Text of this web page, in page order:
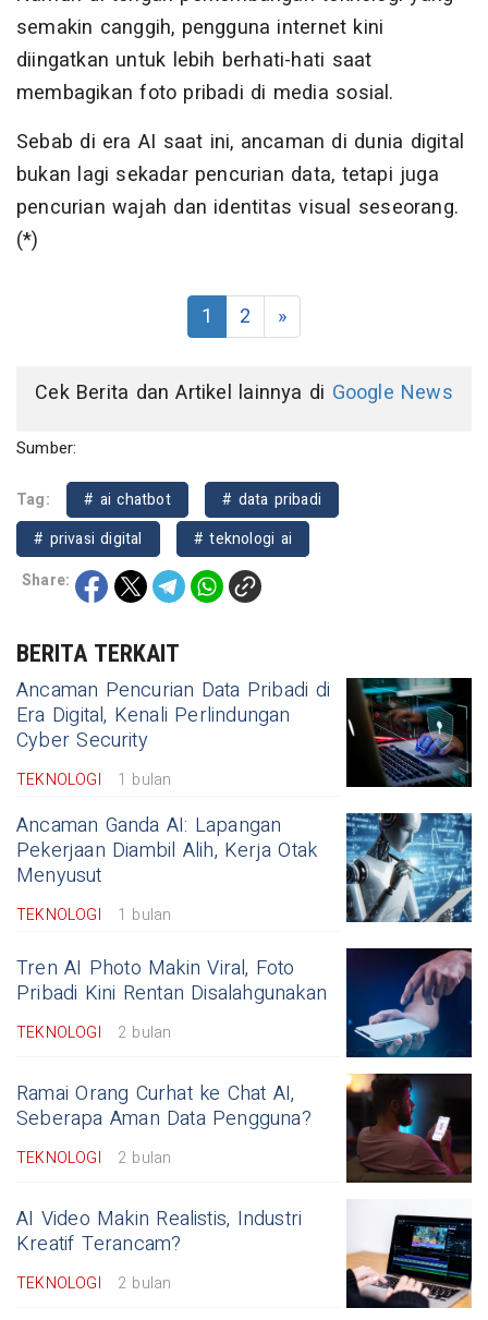
semakin canggih, pengguna internet kini
diingatkan untuk lebih berhati-hati saat
membagikan foto pribadi di media sosial.
Sebab di era AI saat ini, ancaman di dunia digital
bukan lagi sekadar pencurian data, tetapi juga
pencurian wajah dan identitas visual seseorang.
(*)
1 2 »
Cek Berita dan Artikel lainnya di Google News
Sumber:
Tag: # ai chatbot
# data pribadi
# privasi digital
# teknologi ai
Share:
BERITA TERKAIT
Ancaman Pencurian Data Pribadi di
Era Digital, Kenali Perlindungan
Cyber Security
TEKNOLOGI 1 bulan
Ancaman Ganda AI: Lapangan
Pekerjaan Diambil Alih, Kerja Otak
Menyusut
TEKNOLOGI 1 bulan
Tren AI Photo Makin Viral, Foto
Pribadi Kini Rentan Disalahgunakan
TEKNOLOGI 2 bulan
Ramai Orang Curhat ke Chat AI,
Seberapa Aman Data Pengguna?
TEKNOLOGI 2 bulan
AI Video Makin Realistis, Industri
Kreatif Terancam?
TEKNOLOGI 2 bulan